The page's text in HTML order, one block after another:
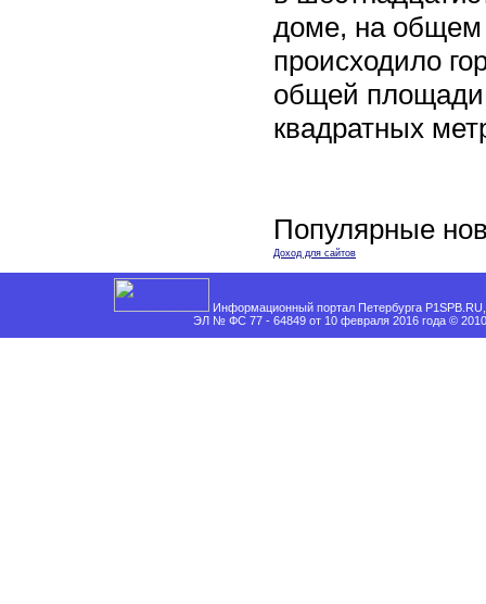
доме, на общем
происходило
общей площади
квадратных
Популярные
Доход для сайтов
Информационный портал Петербурга
ЭЛ № ФС 77 - 64849 от 10 февраля 2016 года ©